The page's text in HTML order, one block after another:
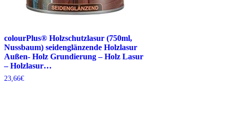
colourPlus® Holzschutzlasur (750ml,
Nussbaum) seidenglänzende Holzlasur
Außen- Holz Grundierung – Holz Lasur
– Holzlasur…
23,66€